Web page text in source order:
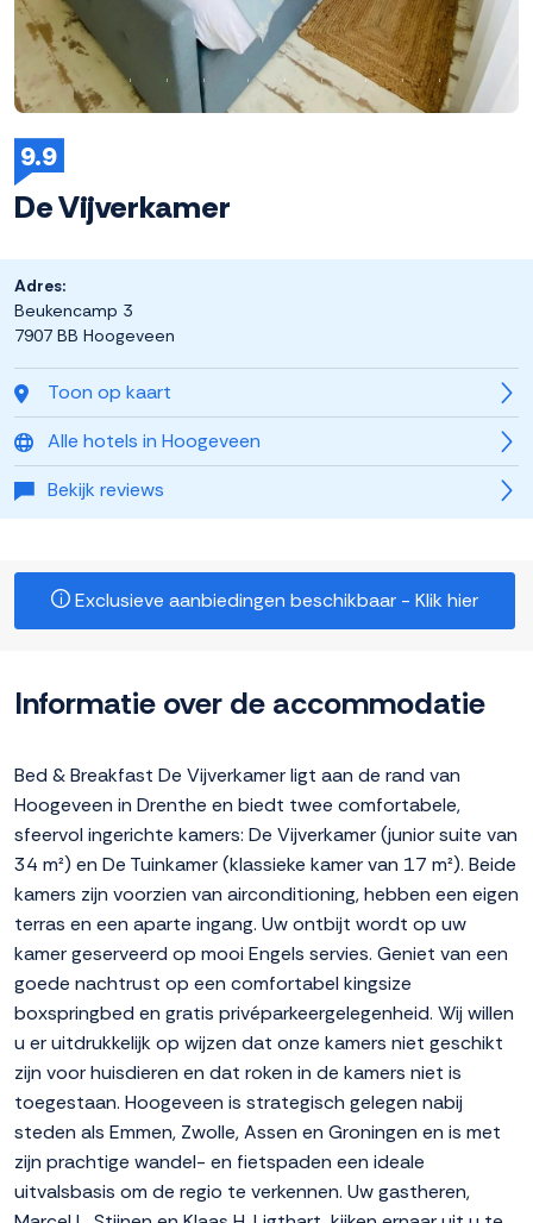
9.9
De Vijverkamer
Toon op kaart
Alle hotels in Hoogeveen
Bekijk reviews
Adres:
Beukencamp 3
7907 BB Hoogeveen
Exclusieve aanbiedingen beschikbaar - Klik hier
Informatie over de accommodatie
Bed & Breakfast De Vijverkamer ligt aan de rand van
Hoogeveen in Drenthe en biedt twee comfortabele,
sfeervol ingerichte kamers: De Vijverkamer (junior suite van
34 m²) en De Tuinkamer (klassieke kamer van 17 m²). Beide
kamers zijn voorzien van airconditioning, hebben een eigen
terras en een aparte ingang. Uw ontbijt wordt op uw
kamer geserveerd op mooi Engels servies. Geniet van een
goede nachtrust op een comfortabel kingsize
boxspringbed en gratis privéparkeergelegenheid. Wij willen
u er uitdrukkelijk op wijzen dat onze kamers niet geschikt
zijn voor huisdieren en dat roken in de kamers niet is
toegestaan. Hoogeveen is strategisch gelegen nabij
steden als Emmen, Zwolle, Assen en Groningen en is met
zijn prachtige wandel- en fietspaden een ideale
uitvalsbasis om de regio te verkennen. Uw gastheren,